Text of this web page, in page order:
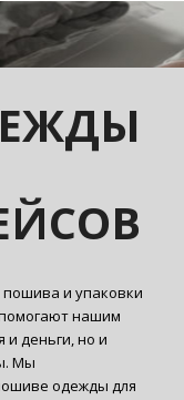
пошива и упаковки
нашим
и деньги, но и
Мы
одежды для